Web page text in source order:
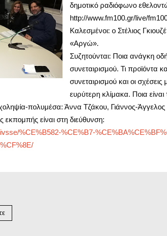
δημοτικό ραδιόφωνο
http://www.fm100.gr/live/
Καλεσμένοι: ο Στέλιος
«Αργώ».
Συζητούνται: Ποια ανάγκη
συνεταιρισμού. Τι προϊόντα
συνεταιρισμού και οι
ευρύτερη κλίμακα. Ποια είναι
πολυμέσα: Άννα Τζάκου, Γιάννος-
είναι στη διεύθυνση:
%CE%B582-%CE%B7-